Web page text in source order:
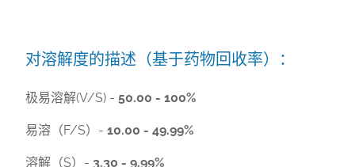
对溶解度的描述（基于药物回收率）：
极易溶解(V/S) - 50.00 - 100%
易溶（F/S）- 10.00 - 49.99%
溶解（S）- 3.30 - 9.99%